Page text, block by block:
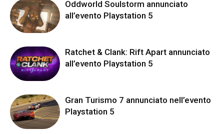
Oddworld Soulstorm annunciato
all’evento Playstation 5
Ratchet & Clank: Rift Apart annunciato
all’evento Playstation 5
Gran Turismo 7 annunciato nell’evento
Playstation 5